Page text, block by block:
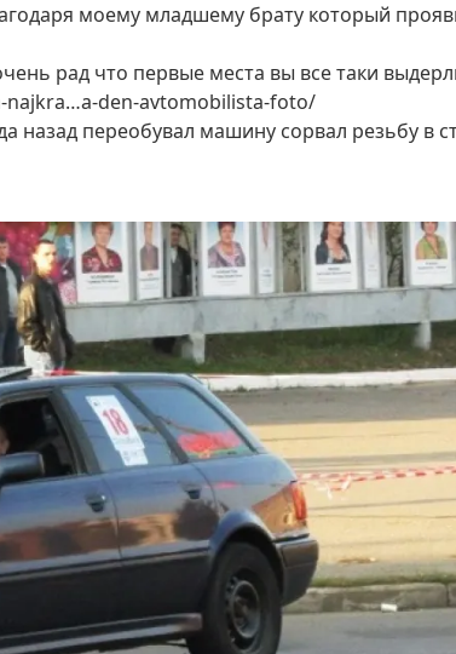
моему младшему брату который
рад что первые места вы все таки
najkra…a-den-avtomobilista-foto/
назад переобувал машину сорвал резьбу в